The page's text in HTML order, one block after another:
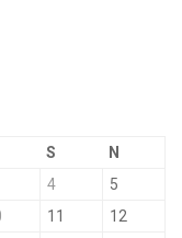
S N
4
5
11
12